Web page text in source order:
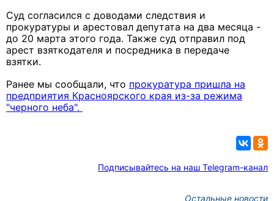
Суд согласился с доводами следствия и
прокуратуры и арестовал депутата на два месяца -
до 20 марта этого года. Также суд отправил под
арест взяткодателя и посредника в передаче
взятки.
Ранее мы сообщали, что прокуратура пришла на
предприятия Красноярского края из-за режима
"черного неба".
Подписывайтесь на наш Telegram-канал
Остальные новости